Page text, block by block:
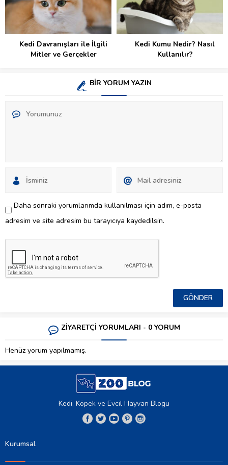
Kedi Davranışları ile İlgili
Mitler ve Gerçekler
Kedi Kumu Nedir? Nasıl
Kullanılır?
BİR YORUM YAZIN
Daha sonraki yorumlarımda kullanılması için adım, e-posta
adresim ve site adresim bu tarayıcıya kaydedilsin.
ZİYARETÇİ YORUMLARI - 0 YORUM
Henüz yorum yapılmamış.
Kedi, Köpek ve Evcil Hayvan Blogu
Kurumsal